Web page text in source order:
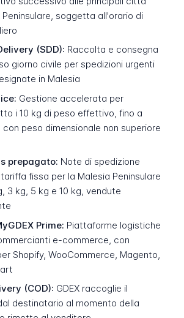
Peninsulare, soggetta all'orario di
(SDD): Raccolta e consegna
giorno civile per spedizioni urgenti
in Malesia
Gestione accelerata per
i 10 kg di peso effettivo, fino a
con peso dimensionale non superiore
prepagato: Note di spedizione
fissa per la Malesia Peninsulare
3 kg, 5 kg e 10 kg, vendute
Prime: Piattaforme logistiche
e-commerce, con
Shopify, WooCommerce, Magento,
(COD): GDEX raccoglie il
destinatario al momento della